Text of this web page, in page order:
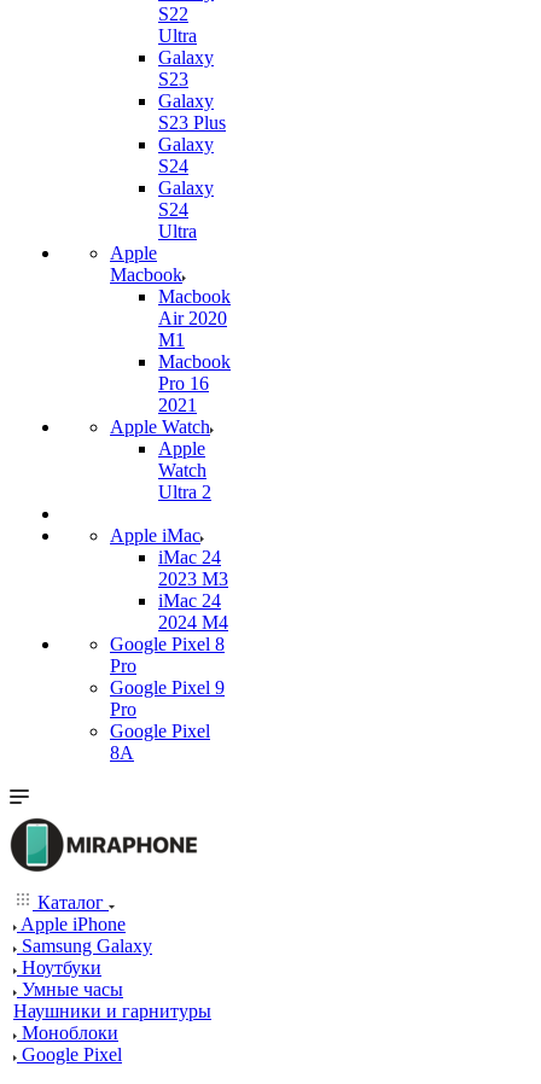
S22
Ultra
Galaxy
S23
Galaxy
S23 Plus
Galaxy
S24
Galaxy
S24
Ultra
Apple
Macbook
Macbook
Air 2020
M1
Macbook
Pro 16
2021
Apple Watch
Apple
Watch
Ultra 2
Apple iMac
iMac 24
2023 M3
iMac 24
2024 M4
Google Pixel 8
Pro
Google Pixel 9
Pro
Google Pixel
8A
Каталог
Apple iPhone
Samsung Galaxy
Ноутбуки
Умные часы
Наушники и гарнитуры
Моноблоки
Google Pixel